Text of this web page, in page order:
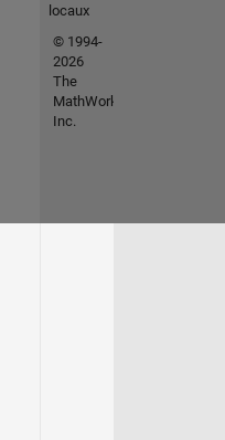
locaux
© 1994-
2026
The
MathWorks,
Inc.